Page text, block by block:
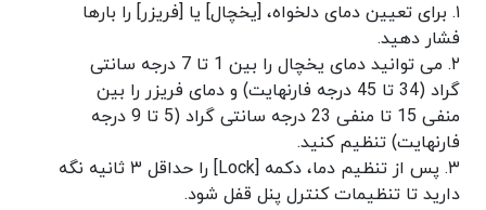
۱. برای تعیین دمای دلخواه، [یخچال] یا [فریزر] را بارها
فشار دهید.
۲. می توانید دمای یخچال را بین 1 تا 7 درجه سانتی
گراد (34 تا 45 درجه فارنهایت) و دمای فریزر را بین
منفی 15 تا منفی 23 درجه سانتی گراد (5 تا 9 درجه
فارنهایت) تنظیم کنید.
۳. پس از تنظیم دما، دکمه [Lock] را حداقل ۳ ثانیه نگه
دارید تا تنظیمات کنترل پنل قفل شود.